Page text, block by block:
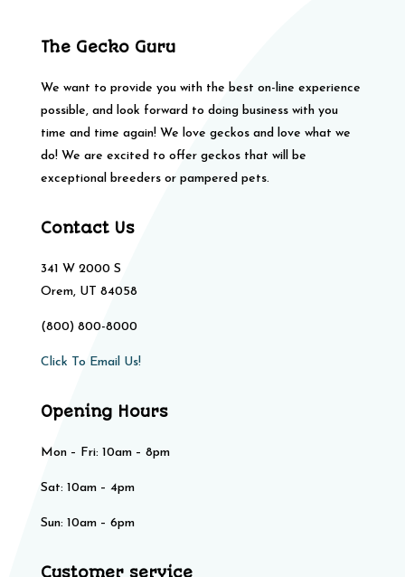
The Gecko Guru
We want to provide you with the best on-line experience
possible, and look forward to doing business with you
time and time again! We love geckos and love what we
do! We are excited to offer geckos that will be
exceptional breeders or pampered pets.
Contact Us
341 W 2000 S
Orem, UT 84058
(800) 800-8000
Click To Email Us!
Opening Hours
Mon – Fri: 10am – 8pm
Sat: 10am – 4pm​​
Sun: 10am – 6pm
Customer service